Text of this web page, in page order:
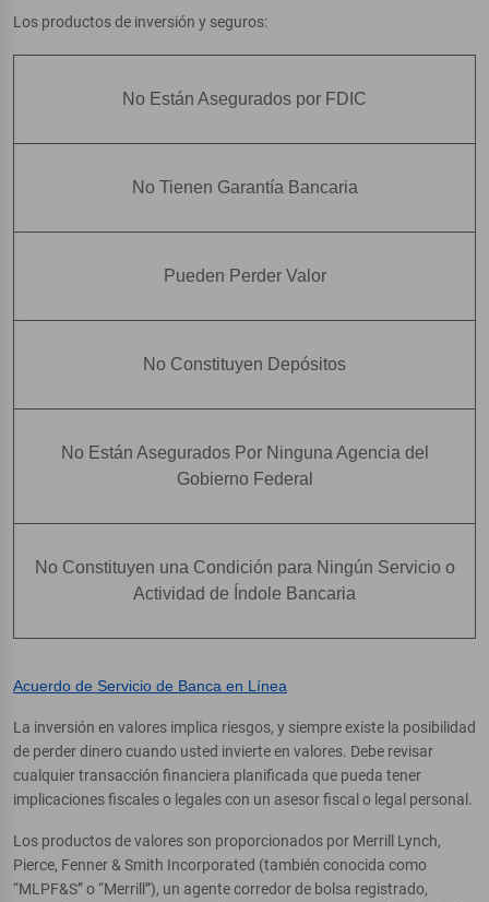
Los productos de inversión y seguros:
No Están Asegurados por FDIC
No Tienen Garantía Bancaria
Pueden Perder Valor
No Constituyen Depósitos
No Están Asegurados Por Ninguna Agencia del
Gobierno Federal
No Constituyen una Condición para Ningún Servicio o
Actividad de Índole Bancaria
Acuerdo de Servicio de Banca en Línea
La inversión en valores implica riesgos, y siempre existe la posibilidad
de perder dinero cuando usted invierte en valores. Debe revisar
cualquier transacción financiera planificada que pueda tener
implicaciones fiscales o legales con un asesor fiscal o legal personal.
Los productos de valores son proporcionados por Merrill Lynch,
Pierce, Fenner & Smith Incorporated (también conocida como
“MLPF&S” o “Merrill”), un agente corredor de bolsa registrado,